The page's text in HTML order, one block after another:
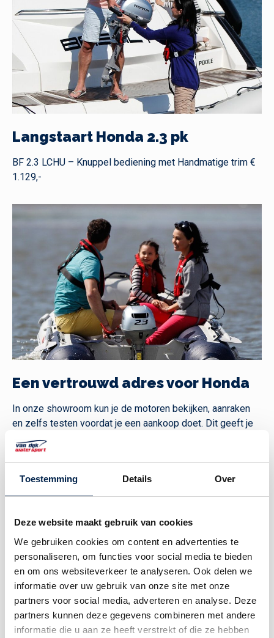
Toestemming Details Over
Deze website maakt gebruik van cookies
We gebruiken cookies om content en advertenties te
personaliseren, om functies voor social media te bieden
en om ons websiteverkeer te analyseren. Ook delen we
informatie over uw gebruik van onze site met onze
partners voor social media, adverteren en analyse. Deze
partners kunnen deze gegevens combineren met andere
informatie die u aan ze heeft verstrekt of die ze hebben
Langstaart Honda 2.3 pk
BF 2.3 LCHU – Knuppel bediening met Handmatige trim €
1.129,-
Een vertrouwd adres voor Honda
In onze showroom kun je de motoren bekijken, aanraken
en zelfs testen voordat je een aankoop doet. Dit geeft je
de kans om de juiste keuze te maken en te zien hoe de
motor presteert voordat je hem koopt. Onze medewerkers
helpen bij het maken van de juiste keuze voor jouw
specifieke situatie. Als officiele Honda dealer zijn wij
en te onderhouden.